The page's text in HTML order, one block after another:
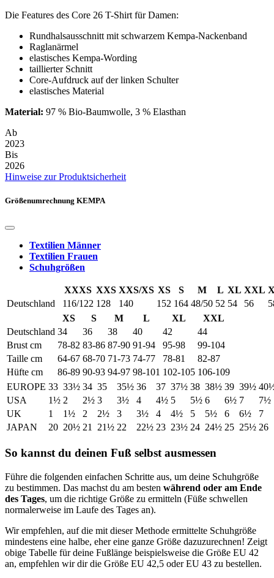
Die Features des Core 26 T-Shirt für Damen:
Rundhalsausschnitt mit schwarzem Kempa-Nackenband
Raglanärmel
elastisches Kempa-Wording
taillierter Schnitt
Core-Aufdruck auf der linken Schulter
elastisches Material
Material: 97 % Bio-Baumwolle, 3 % Elasthan
Ab
2023
Bis
2026
Hinweise zur Produktsicherheit
Größenumrechnung KEMPA
Textilien Männer
Textilien Frauen
Schuhgrößen
XXXS XXS XXS/XS XS S M L XL XXL
Deutschland
116/122 128 140 152 164 48/50 52 54 56
XS
S M L XL
XXL
Deutschland 34 36 38 40 42
44
Brust cm
78-82 83-86 87-90 91-94 95-98
99-104
Taille cm
64-67 68-70 71-73 74-77 78-81
82-87
Hüfte cm
86-89 90-93 94-97 98-101 102-105 106-109
EUROPE 33 33½ 34 35 35½ 36 37 37½ 38 38½ 39 39½
USA
1½ 2 2½ 3 3½ 4 4½ 5 5½ 6 6½ 7
7½
UK
1 1½ 2 2½ 3 3½ 4 4½ 5 5½ 6 6½
7
JAPAN
20 20½ 21 21½ 22 22½ 23 23½ 24 24½ 25 25½ 26
So kannst du deinen Fuß selbst ausmessen
Führe die folgenden einfachen Schritte aus, um deine Schuhgröße
zu bestimmen. Das machst du am besten während oder am Ende
des Tages, um die richtige Größe zu ermitteln (Füße schwellen
normalerweise im Laufe des Tages an).
Wir empfehlen, auf die mit dieser Methode ermittelte Schuhgröße
mindestens eine halbe, eher eine ganze Größe dazuzurechnen! Zeigt
obige Tabelle für deine Fußlänge beispielsweise die Größe EU 42
an, empfehlen wir dir die Größe EU 42,5 oder EU 43 zu bestellen.